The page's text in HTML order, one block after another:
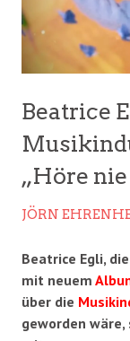
Beatrice
„Höre
JÖRN
Beatrice Egli,
mit neuem
über die
geworden